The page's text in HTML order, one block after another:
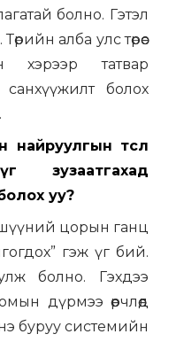
болно. Гэтэл
алба улс төрөөс
хэрээр татвар
санхүүжилт болох
төсөл
зузаатгахад
уу?
цорын ганц
гэж үг бий.
болно. Гэхдээ
дүрмээ өөрчлөөд
буруу системийн